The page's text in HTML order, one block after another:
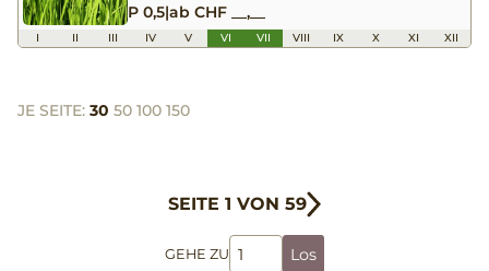
P 0,5|ab CHF __,__
I II III IV V VI VII VIII IX X XI XII
JE SEITE: 30 50 100 150
SEITE 1 VON 59
GEHE ZU Los